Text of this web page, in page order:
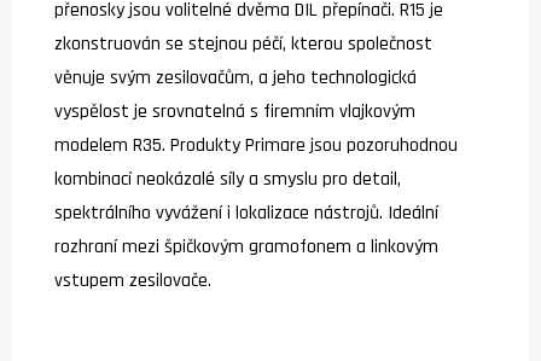
přenosky jsou volitelné dvěma DIL přepínači. R15 je
zkonstruován se stejnou péčí, kterou společnost
věnuje svým zesilovačům, a jeho technologická
vyspělost je srovnatelná s firemním vlajkovým
modelem R35. Produkty Primare jsou pozoruhodnou
kombinací neokázalé síly a smyslu pro detail,
spektrálního vyvážení i lokalizace nástrojů. Ideální
rozhraní mezi špičkovým gramofonem a linkovým
vstupem zesilovače.